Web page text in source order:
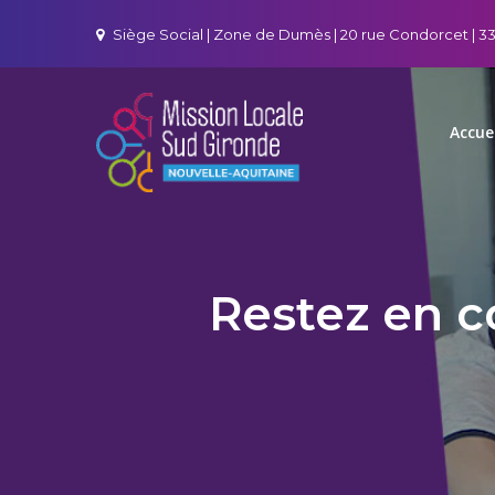
Siège Social | Zone de Dumès | 20 rue Condorcet |
Mission
Jeunes et
Restez en